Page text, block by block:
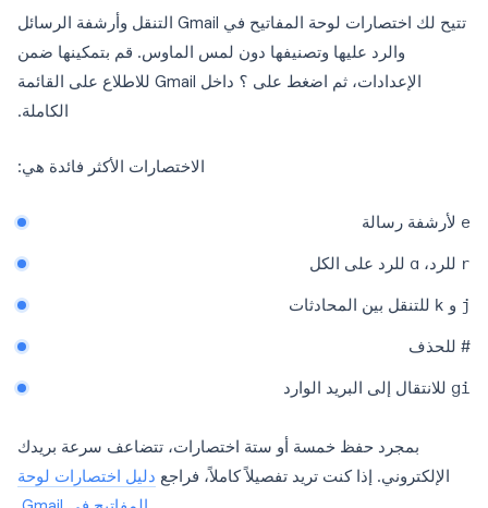
تتيح لك اختصارات لوحة المفاتيح في Gmail التنقل وأرشفة الرسائل
والرد عليها وتصنيفها دون لمس الماوس. قم بتمكينها ضمن
الإعدادات، ثم اضغط على ؟
داخل Gmail للاطلاع على القائمة
الكاملة.
الاختصارات الأكثر فائدة هي:
e لأرشفة رسالة
r للرد، a للرد على الكل
j و k للتنقل بين المحادثات
# للحذف
gi للانتقال إلى البريد الوارد
بمجرد حفظ خمسة أو ستة اختصارات، تتضاعف سرعة بريدك
الإلكتروني. إذا كنت تريد تفصيلاً كاملاً، فراجع دليل اختصارات لوحة